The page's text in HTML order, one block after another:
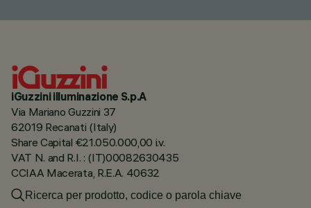
iGuzzini illuminazione S.p.A
Via Mariano Guzzini 37
62019 Recanati (Italy)
Share Capital €21.050.000,00 i.v.
VAT N. and R.I. : (IT)00082630435
CCIAA Macerata, R.E.A. 40632